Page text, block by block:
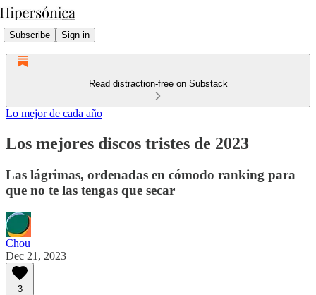
Subscribe Sign in
Read distraction-free on Substack
Lo mejor de cada año
Los mejores discos tristes de 2023
Las lágrimas, ordenadas en cómodo ranking para
que no te las tengas que secar
Chou
Dec 21, 2023
3